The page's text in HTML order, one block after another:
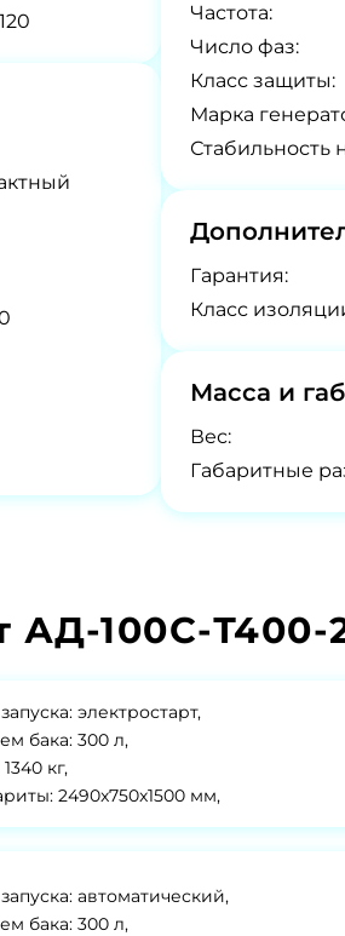
Частота:
Число фаз:
Класс защиты:
Марка
Стабильность
Гарантия:
Класс
Масса и
Вес:
Габаритные
100С-
электростарт,
бака: 300 л,
кг,
2490x750x1500 мм,
автоматический,
бака: 300 л,